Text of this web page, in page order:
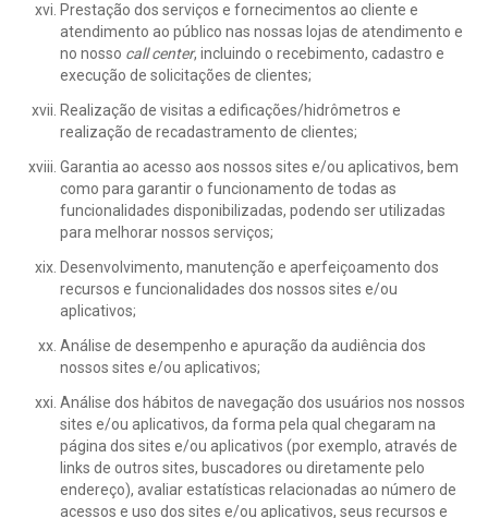
Prestação dos serviços e fornecimentos ao cliente e
atendimento ao público nas nossas lojas de atendimento e
no nosso call center, incluindo o recebimento, cadastro e
execução de solicitações de clientes;
Realização de visitas a edificações/hidrômetros e
realização de recadastramento de clientes;
Garantia ao acesso aos nossos sites e/ou aplicativos, bem
como para garantir o funcionamento de todas as
funcionalidades disponibilizadas, podendo ser utilizadas
para melhorar nossos serviços;
Desenvolvimento, manutenção e aperfeiçoamento dos
recursos e funcionalidades dos nossos sites e/ou
aplicativos;
Análise de desempenho e apuração da audiência dos
nossos sites e/ou aplicativos;
Análise dos hábitos de navegação dos usuários nos nossos
sites e/ou aplicativos, da forma pela qual chegaram na
página dos sites e/ou aplicativos (por exemplo, através de
links de outros sites, buscadores ou diretamente pelo
endereço), avaliar estatísticas relacionadas ao número de
acessos e uso dos sites e/ou aplicativos, seus recursos e